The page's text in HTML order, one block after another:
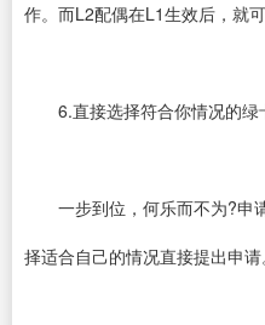
作。而L2配偶在L1生效后，就
6.直接选择符合你情况的绿
一步到位，何乐而不为?申
择适合自己的情况直接提出申